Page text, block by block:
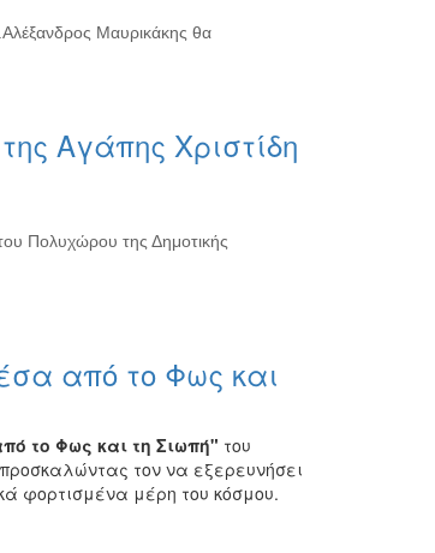
Μαυρικάκης θα
Αγάπης Χριστίδη
Πολυχώρου της Δημοτικής
από το Φως και
το Φως και τη Σιωπή" του
τον να εξερευνήσει
φορτισμένα μέρη του κόσμου.